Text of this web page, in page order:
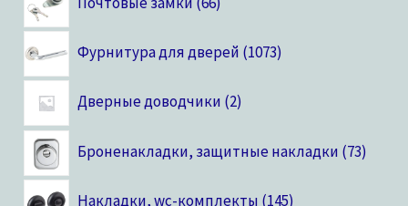
Фурнитура для дверей 1073
Дверные доводчики 2
Броненакладки, защитные накладки 73
Накладки, wc-комплекты 145